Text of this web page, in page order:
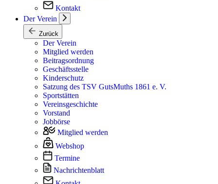
Kontakt
Der Verein
Zurück
Der Verein
Mitglied werden
Beitragsordnung
Geschäftsstelle
Kinderschutz
Satzung des TSV GutsMuths 1861 e. V.
Sportstätten
Vereinsgeschichte
Vorstand
Jobbörse
Mitglied werden
Webshop
Termine
Nachrichtenblatt